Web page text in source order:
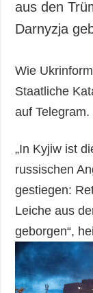
aus den
Darnyzja
Wie
Staatliche
auf Telegram.
„In Kyjiw ist
russischen
gestiegen:
Leiche aus
geborgen“,